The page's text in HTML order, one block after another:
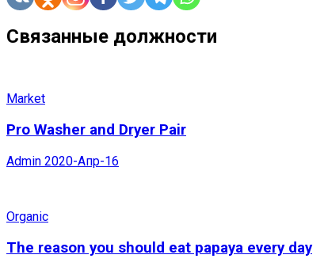
Связанные должности
Market
Pro Washer and Dryer Pair
Admin 2020-Апр-16
Organic
The reason you should eat papaya every day